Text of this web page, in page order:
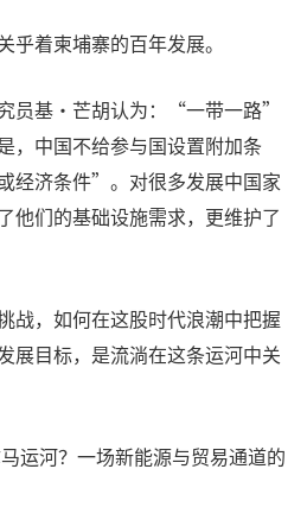
乎着柬埔寨的百年发展。
员基·芒胡认为：“一带一路”
，中国不给参与国设置附加条
经济条件”。对很多发展中国家
他们的基础设施需求，更维护了
战，如何在这股时代浪潮中把握
展目标，是流淌在这条运河中关
运河？一场新能源与贸易通道的